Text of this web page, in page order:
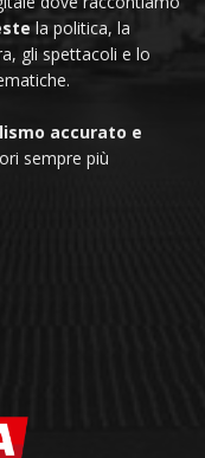
la politica, la
gli spettacoli e lo
accurato e
sempre più